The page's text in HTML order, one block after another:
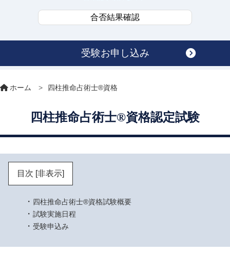
合否結果確認
受験お申し込み
ホーム > 四柱推命占術士®資格
四柱推命占術士®資格認定試験
目次 [非表示]
四柱推命占術士®資格試験概要
試験実施日程
受験申込み